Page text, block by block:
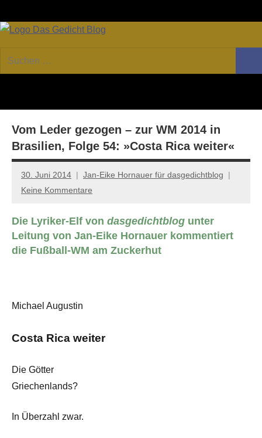
Inhalt
GEDICHT
Forum
von
Lyrik,
Essay
Suchen
nach:
Vom Leder gezogen – zur WM 2014 in
Brasilien, Folge 54: »Costa Rica weiter«
30. Juni 2014
Jan-Eike Hornauer für dasgedichtblog
Keine Kommentare
Die Lyriker-Elf von dasgedichtblog unter
Leitung von Jan-Eike Hornauer kommentiert
die Fußball-WM am Zuckerhut
Michael Augustin
Costa Rica weiter
Die Götter
Griechenlands?
In Überzahl zwar.